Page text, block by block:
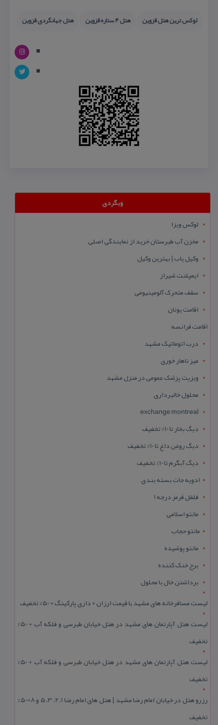
لوكس ترین هتل قزوین هتل ۴ ستاره قزوین هتل جهانگردی قزوین
وبگردی
لوکس ویزا
مخزن آب طبرستان خرید از نمایندگی اصلی
وکیل یاب | بهترین وکیل
ایمپلنت شیراز
سقف متحرک آلومینیومی
اقامت یونان
اقامت فرانسه
درب اتوماتیک مشهد
میز ناهار خوری
ویزیت پزشک عمومی در منزل مشهد
محلول خالبرداری
exchange montreal
دیگ بخار تا 10% تخفیف
دیگ روغن داغ تا 10% تخفیف
دیگ آبگرم تا 10% تخفیف
ادویه جات بسته بندی
فلفل قرمز درجه 1
مانتو اسلامی
مانتو حجاب
مانتو پوشیده
برج خنک کننده
برداشتن خال با محلول
لیست مسافرخانه های مشهد با قیمت ارزان + داری پارکینگ + 50% تخفیف
لیست هتل آپارتمان های مشهد در هتل خیابان طبرسی و فلکه آب + 50%
تخفیف
لیست هتل آپارتمان های مشهد در هتل خیابان طبرسی و فلکه آب + 50%
تخفیف
رزرو هتل در خیابان امام رضا مشهد | هتل‌ های امام رضا 1، 2، 3، 5 و 8+50%
تخفیف